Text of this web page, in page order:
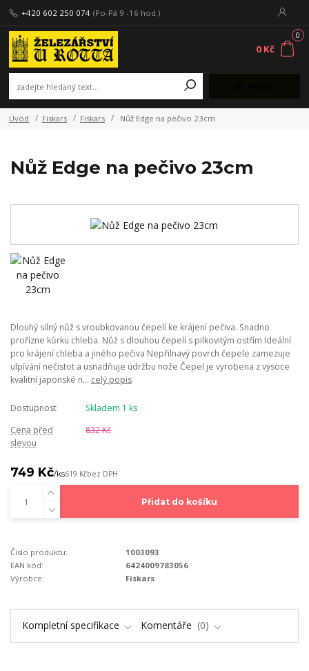
+420 602 250 074 (Po-Pá 9 -16 hod.)
0
0 Kč
Úvod Fiskars Fiskars Nůž Edge na pečivo 23cm
Nůž Edge na pečivo 23cm
Dlouhý silný nůž s vroubkovanou čepelí ke krájení pečiva. Snadno
prořízne kůrku chleba. Nůž s dlouhou čepelí s pilkovitým ostřím Ideální
pro krájení chleba a jiného pečiva Nepřilnavý povrch čepele zamezuje
ulpívání nečistot a usnadňuje údržbu nože Čepel je vyrobena z vysoce
kvalitní japonské n... celý popis
Dostupnost
Skladem 1 ks
Cena před
slevou
832 Kč
749 Kč/ks619 Kčbez DPH
Přidat do košíku
Číslo produktu:
1003093
EAN kód:
6424009783056
Výrobce:
Fiskars
Kompletní specifikace Komentáře 0